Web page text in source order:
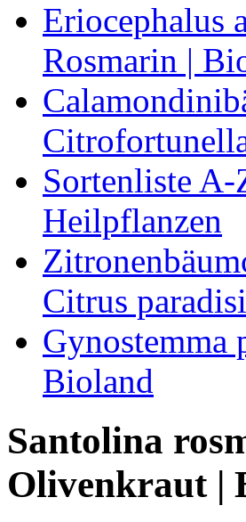
Eriocephalus
Rosmarin |
Sortenliste
Heilpflanzen
Citrus
Gynostemma
Bioland
Santolina
Olivenkraut |